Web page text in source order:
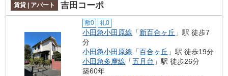
賃貸 | アパート 吉田コーポ
敷0 礼0
小田急小田原線 「新百合ヶ丘 」駅 徒歩7
分
小田急小田原線 「百合ヶ丘 」駅 徒歩19分
小田急多摩線 「五月台 」駅 徒歩26分
築60年